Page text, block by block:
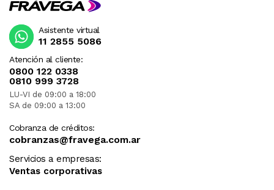
Atención al cliente:
0800 122 0338
0810 999 3728
LU-VI de 09:00 a 18:00
SA de 09:00 a 13:00
Cobranza de créditos:
cobranzas@fravega.com.ar
Servicios a empresas:
Ventas corporativas
Asistente virtual
11 2855 5086